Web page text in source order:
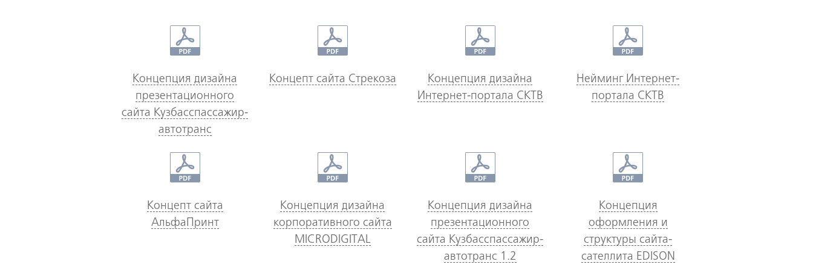
Концепция дизайна
презентационного
сайта Кузбасспассажир­
автотранс
Концепт сайта Стрекоза
Концепция дизайна
Интернет-портала СКТВ
Нейминг Интернет-
портала СКТВ
Концепт сайта
АльфаПринт
Концепция дизайна
корпоративного сайта
MICRODIGITAL
Концепция дизайна
презентационного
сайта Кузбасспассажир­
автотранс 1.2
Концепция
оформления и
структуры сайта-
сателлита EDISON